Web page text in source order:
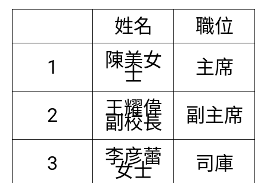
姓名
職位
1
陳美女
士 主席
2 王耀偉
副校長 副主席
3 李彦蕾
女士 司庫